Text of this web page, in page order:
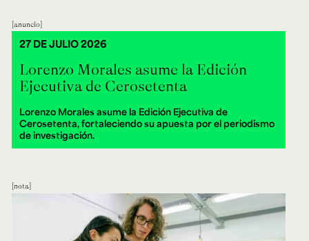
anuncio
Lorenzo Morales asume la Edición
Ejecutiva de Cerosetenta
Lorenzo Morales asume la Edición Ejecutiva de
Cerosetenta, fortaleciendo su apuesta por el periodismo
de investigación.
27 DE JULIO 2026
nota